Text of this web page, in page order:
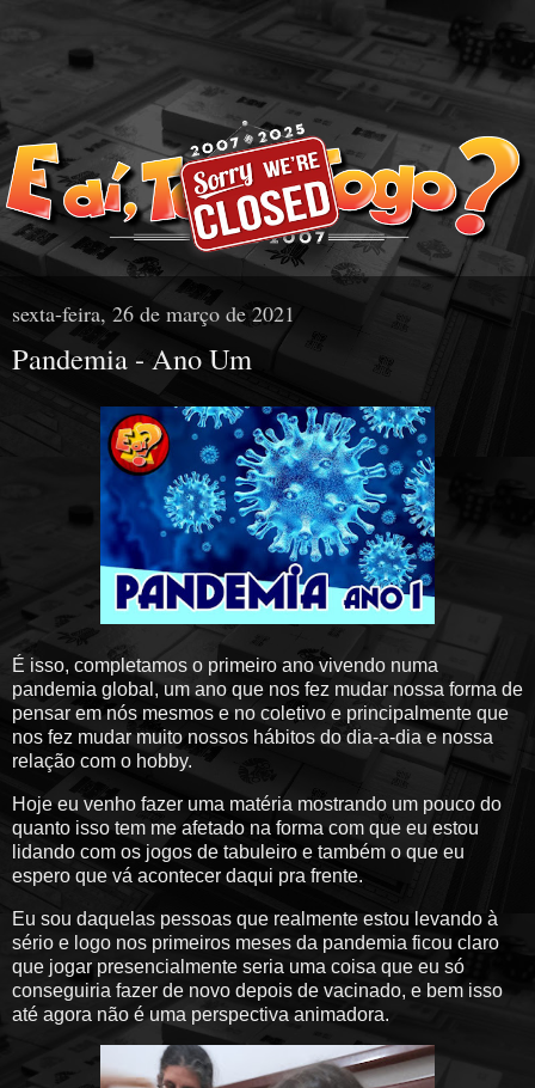
sexta-feira, 26 de março de 2021
Pandemia - Ano Um
É isso, completamos o primeiro ano vivendo numa
pandemia global, um ano que nos fez mudar nossa forma de
pensar em nós mesmos e no coletivo e principalmente que
nos fez mudar muito nossos hábitos do dia-a-dia e nossa
relação com o hobby.
Hoje eu venho fazer uma matéria mostrando um pouco do
quanto isso tem me afetado na forma com que eu estou
lidando com os jogos de tabuleiro e também o que eu
espero que vá acontecer daqui pra frente.
Eu sou daquelas pessoas que realmente estou levando à
sério e logo nos primeiros meses da pandemia ficou claro
que jogar presencialmente seria uma coisa que eu só
conseguiria fazer de novo depois de vacinado, e bem isso
até agora não é uma perspectiva animadora.